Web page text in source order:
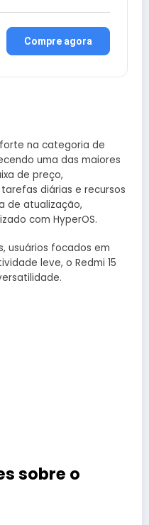
Compre agora
na categoria de
uma das maiores
de preço,
diárias e recursos
de atualização,
com HyperOS.
usuários focados em
leve, o Redmi 15
sobre o